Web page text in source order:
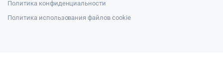
Политика конфиденциальности
Политика использования файлов cookie